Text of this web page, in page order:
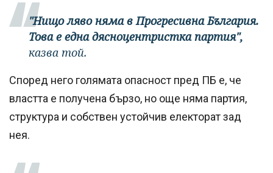
"Нищо ляво няма в Прогресивна България.
Това е една дясноцентристка партия",
казва той.
Според него голямата опасност пред ПБ е, че
властта е получена бързо, но още няма партия,
структура и собствен устойчив електорат зад
нея.